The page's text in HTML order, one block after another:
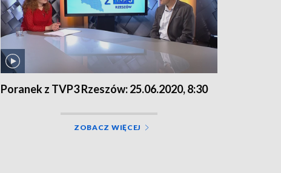
Poranek z TVP3 Rzeszów: 25.06.2020, 8:30
ZOBACZ WIĘCEJ